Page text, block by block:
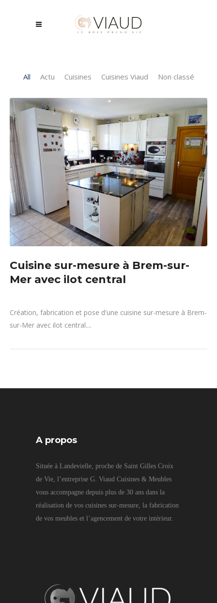
All Actu Cuisines Cuisines Viaud Non classé
Cuisine sur-mesure à Brem-sur-
Mer avec ilot central
Création, fabrication et pose d'une cuisine sur-mesure à Brem-
sur-Mer avec ilot central....
A propos
Située à Landevielle, proche de Saint Gilles Croix
de Vie, l’entreprise G. Viaud Cuisines & Meubles
vous accompagne depuis plus de 30 ans dans la
réalisation de vos cuisines sur-mesure, la fabrication
de vos meubles et l’agencement de votre intérieur.